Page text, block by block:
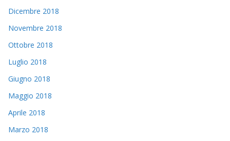
Dicembre 2018
Novembre 2018
Ottobre 2018
Luglio 2018
Giugno 2018
Maggio 2018
Aprile 2018
Marzo 2018